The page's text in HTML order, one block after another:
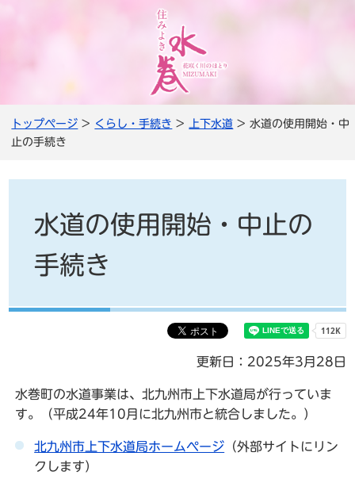
トップページ > くらし・手続き > 上下水道 > 水道の使用開始・中
止の手続き
水道の使用開始・中止の
手続き
更新日：2025年3月28日
水巻町の水道事業は、北九州市上下水道局が行っていま
す。（平成24年10月に北九州市と統合しました。）
北九州市上下水道局ホームページ （外部サイトにリン
クします）